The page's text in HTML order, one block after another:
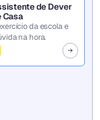
de Dever
Casa
da escola e
na hora.